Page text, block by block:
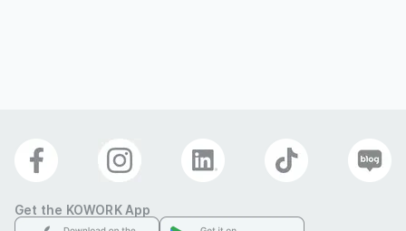
- 텔레매틱스 장치의 HW 회로 설계, 검토, 시험 및 평가 업무를 수행해
요
자인을 담당해요
Get the KOWORK App